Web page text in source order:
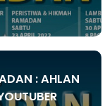
: AHLAN